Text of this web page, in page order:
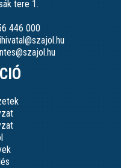
tere 1.
446 000